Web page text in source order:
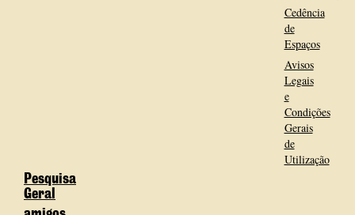
Cedência
de
Espaços
Avisos
Legais
e
Condições
Gerais
de
Utilização
Pesquisa
Geral